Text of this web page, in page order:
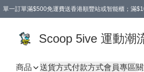
單一訂單滿$500免運費送香港順豐站或智能櫃；滿
Scoop 5ive 運動潮
商品 送貨方式付款方式會員專區